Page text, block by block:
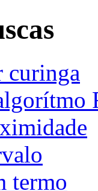
curinga
termo